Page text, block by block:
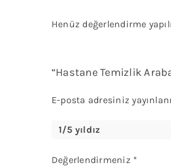
Henüz değerlendirme
“Hastane Temizlik
E-posta adresiniz
1/5 yıldız
Değerlendirmeniz *